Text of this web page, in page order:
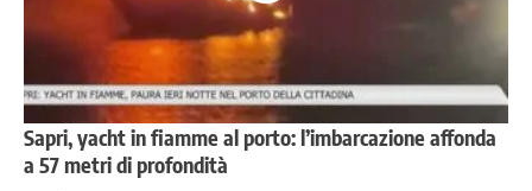
Sapri, yacht in fiamme al porto: l’imbarcazione affonda
a 57 metri di profondità